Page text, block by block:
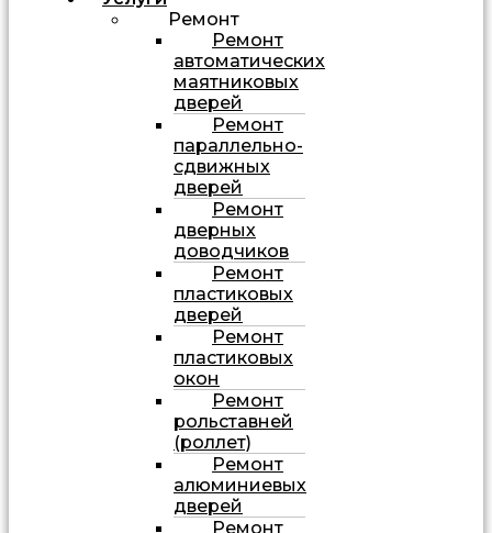
Ремонт
Ремонт
автоматических
маятниковых
дверей
Ремонт
параллельно-
сдвижных
дверей
Ремонт
дверных
доводчиков
Ремонт
пластиковых
дверей
Ремонт
пластиковых
окон
Ремонт
рольставней
(роллет)
Ремонт
алюминиевых
дверей
Ремонт